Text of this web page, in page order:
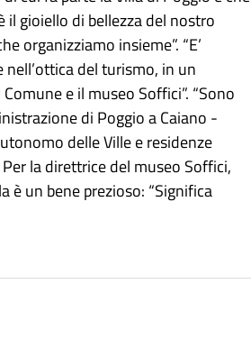
il gioiello di bellezza del nostro
organizziamo insieme”. “E’
nell’ottica del turismo, in un
e il museo Soffici”. “Sono
di Poggio a Caiano -
delle Ville e residenze
la direttrice del museo Soffici,
è un bene prezioso: “Significa